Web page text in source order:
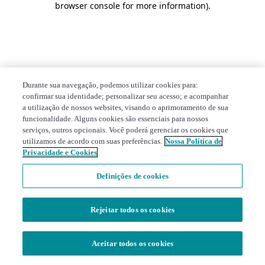
browser console for more information).
Durante sua navegação, podemos utilizar cookies para:
confirmar sua identidade; personalizar seu acesso; e acompanhar
a utilização de nossos websites, visando o aprimoramento de sua
funcionalidade. Alguns cookies são essenciais para nossos
serviços, outros opcionais. Você poderá gerenciar os cookies que
utilizamos de acordo com suas preferências. Nossa Política de
Privacidade e Cookies
Definições de cookies
Rejeitar todos os cookies
Aceitar todos os cookies